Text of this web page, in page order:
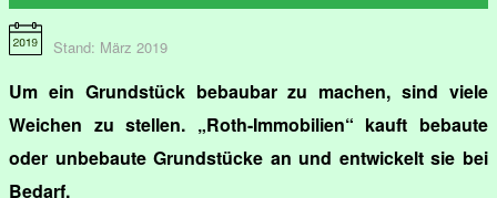
Stand: März 2019
Um ein Grundstück bebaubar zu machen, sind viele
Weichen zu stellen. „Roth-Immobilien“ kauft bebaute
oder unbebaute Grundstücke an und entwickelt sie bei
Bedarf.